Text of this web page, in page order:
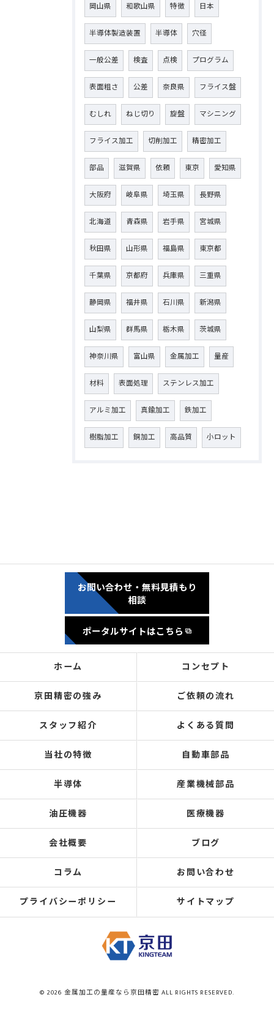
岡山県 和歌山県 特徴 日本
半導体製造装置 半導体 穴径
一般公差 検査 点検 プログラム
表面粗さ 公差 奈良県 フライス盤
むしれ ねじ切り 旋盤 マシニング
フライス加工 切削加工 精密加工
部品 滋賀県 依頼 東京 愛知県
大阪府 岐阜県 埼玉県 長野県
北海道 青森県 岩手県 宮城県
秋田県 山形県 福島県 東京都
千葉県 京都府 兵庫県 三重県
静岡県 福井県 石川県 新潟県
山梨県 群馬県 栃木県 茨城県
神奈川県 富山県 金属加工 量産
材料 表面処理 ステンレス加工
アルミ加工 真鍮加工 鉄加工
樹脂加工 銅加工 高品質 小ロット
お問い合わせ・無料見積もり
相談
ポータルサイトはこちら
ホーム コンセプト
京田精密の強み ご依頼の流れ
スタッフ紹介 よくある質問
当社の特徴 自動車部品
半導体 産業機械部品
油圧機器 医療機器
会社概要 ブログ
コラム お問い合わせ
プライバシーポリシー サイトマップ
© 2026 金属加工の量産なら京田精密 ALL RIGHTS RESERVED.